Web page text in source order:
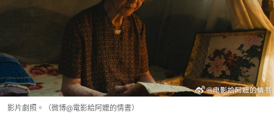
影片劇照。（微博@電影給阿嬤的情書）